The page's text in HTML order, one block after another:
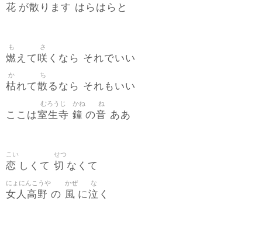
花 が散 ります はらはらと
燃
も
えて咲
さ
くなら それでいい
枯
か
れて散
ち
るなら それもいい
ここは室生寺
むろうじ
鐘
かね
の音
ね
ああ
恋
こい
しくて 切
せつ
なくて
女人高野
にょにんこうや
の 風
かぜ
に泣
な
く